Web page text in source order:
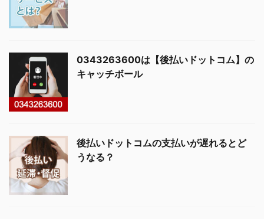
0343263600は【後払いドットコム】の
キャッチボール
後払いドットコムの支払いが遅れるとど
うなる？